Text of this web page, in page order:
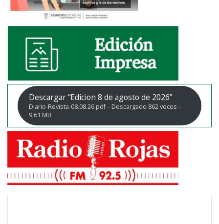
Descargar “Edicion 8 de agosto de 2026”
Diario-Revista-08.08.26.pdf – Descargado 862 veces –
9,61 MB